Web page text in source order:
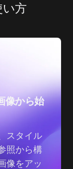
方
像から始
スタイル
照から構
像をアッ